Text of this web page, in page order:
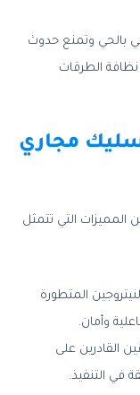
بالحي وتمنع حدوث
الطرقات
مجاري
التي تتمثل
المتطورة
وأمان.
القادرين على
في التنفيذ.